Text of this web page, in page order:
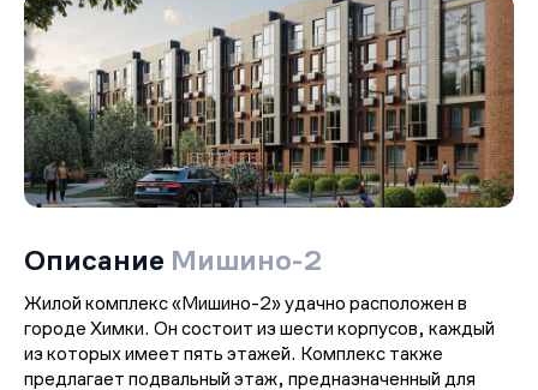
Описание Мишино-2
Жилой комплекс «Мишино-2» удачно расположен в
городе Химки. Он состоит из шести корпусов, каждый
из которых имеет пять этажей. Комплекс также
предлагает подвальный этаж, предназначенный для